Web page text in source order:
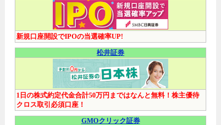
新規口座開設でIPOの当選確率UP!
松井証券
1日の株式約定代金合計50万円まではなんと無料！株主優待
クロス取引必須口座！
GMOクリック証券